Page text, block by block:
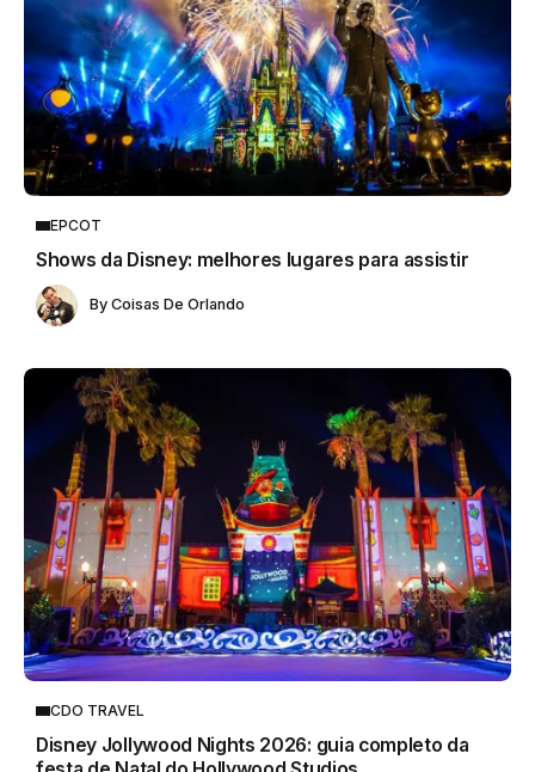
EPCOT
Shows da Disney: melhores lugares para assistir
By Coisas De Orlando
CDO TRAVEL
Disney Jollywood Nights 2026: guia completo da